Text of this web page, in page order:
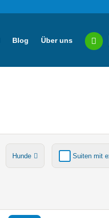
Blog Über uns
Hunde Suiten mit